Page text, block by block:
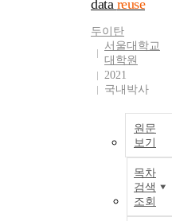
greater knowledge
discoveries.
However,
researchers
encounter
logistical,
theoretical,
methodological
challenges to
reusing data that
data reuse
두이탄
서울대학교
대학원
2021
국내박사
원문
보기
목차
검색
조회